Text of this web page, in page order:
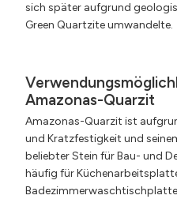
sich später aufgrund
Green Quartzite umwandelte.
Amazonas-Quarzit
Amazonas-Quarzit ist
und Kratzfestigkeit und
beliebter Stein für Bau- und
häufig für